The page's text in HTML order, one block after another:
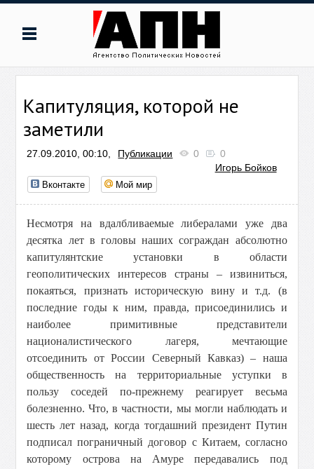
Капитуляция, которой не
заметили
27.09.2010, 00:10, Публикации 0
0
Игорь Бойков
Вконтакте Мой мир
Несмотря на вдалбливаемые либералами уже два
десятка лет в головы наших сограждан абсолютно
капитулянтские установки в области
геополитических интересов страны – извиниться,
покаяться, признать историческую вину и т.д. (в
последние годы к ним, правда, присоединились и
наиболее примитивные представители
националистического лагеря, мечтающие
отсоединить от России Северный Кавказ) – наша
общественность на территориальные уступки в
пользу соседей по-прежнему реагирует весьма
болезненно. Что, в частности, мы могли наблюдать и
шесть лет назад, когда тогдашний президент Путин
подписал пограничный договор с Китаем, согласно
которому острова на Амуре передавались под